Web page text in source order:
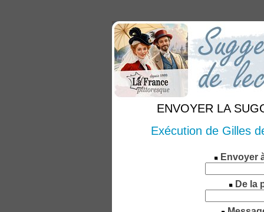
ENVOYER LA
Exécution de Gilles
Envoyer
De la